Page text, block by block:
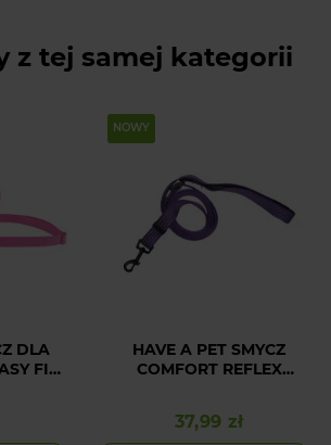
z tej samej kategorii
DLA
FIX
NOWY
HAVE A PET SMYCZ
COMFORT REFLEX
Cena
37,99 zł